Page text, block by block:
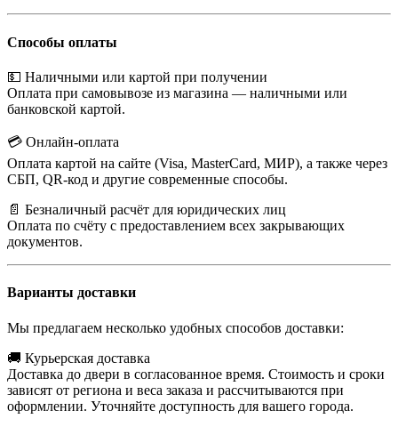
Способы оплаты
💵 Наличными или картой при получении
Оплата при самовывозе из магазина — наличными или
банковской картой.
💳 Онлайн-оплата
Оплата картой на сайте (Visa, MasterCard, МИР), а также через
СБП, QR-код и другие современные способы.
📄 Безналичный расчёт для юридических лиц
Оплата по счёту с предоставлением всех закрывающих
документов.
Варианты доставки
Мы предлагаем несколько удобных способов доставки:
🚚 Курьерская доставка
Доставка до двери в согласованное время. Стоимость и сроки
зависят от региона и веса заказа и рассчитываются при
оформлении. Уточняйте доступность для вашего города.